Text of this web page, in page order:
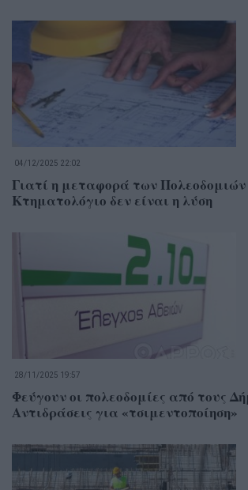
04/12/2025 22:02
Γιατί η μεταφορά των Πολεοδομιών
Κτηματολόγιο δεν είναι η λύση
28/11/2025 19:57
Φεύγουν οι πολεοδομίες από τους
Αντιδράσεις για «τσιμεντοποίηση»